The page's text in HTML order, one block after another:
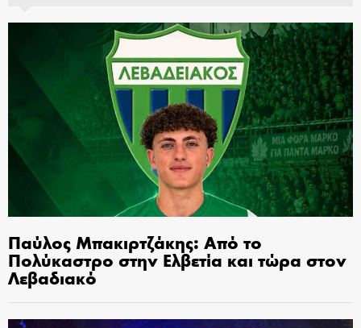
Παύλος Μπακιρτζάκης: Από το
Πολύκαστρο στην Ελβετία και τώρα στον
Λεβαδιακό